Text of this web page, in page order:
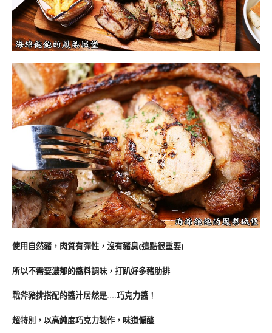
使用自然豬，肉質有彈性，沒有豬臭(這點很重要)
所以不需要濃郁的醬料調味，打趴好多豬肋排
戰斧豬排搭配的醬汁居然是….巧克力醬！
超特別，以高純度巧克力製作，味道偏酸